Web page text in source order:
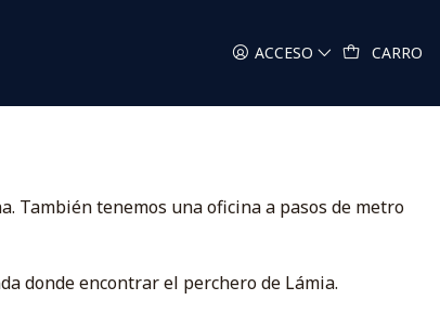
ACCESO CARRO
También tenemos una oficina a pasos de metro
donde encontrar el perchero de Lámia.